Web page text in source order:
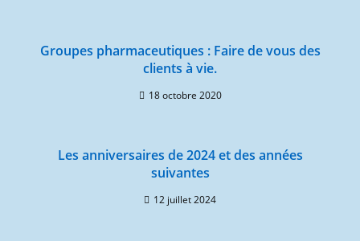
Groupes pharmaceutiques : Faire de vous des
clients à vie.
18 octobre 2020
Les anniversaires de 2024 et des années
suivantes
12 juillet 2024